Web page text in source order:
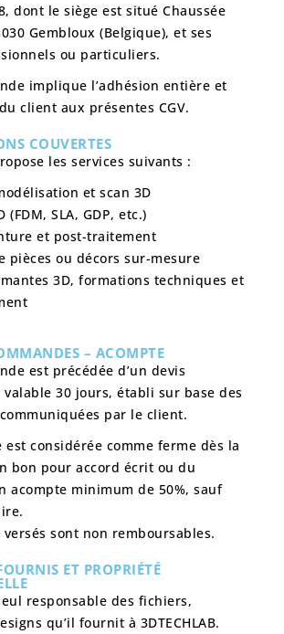
dont le siège est situé Chaussée
Gembloux (Belgique), et ses
ou particuliers.
implique l’adhésion entière et
client aux présentes CGV.
COUVERTES
les services suivants :
et scan 3D
(FDM, SLA, GDP, etc.)
et post-traitement
pièces ou décors sur-mesure
3D, formations techniques et
– ACOMPTE
est précédée d’un devis
30 jours, établi sur base des
par le client.
est considérée comme ferme dès la
bon pour accord écrit ou du
acompte minimum de 50%, sauf
versés sont non remboursables.
ET PROPRIÉTÉ
responsable des fichiers,
qu’il fournit à 3DTECHLAB.